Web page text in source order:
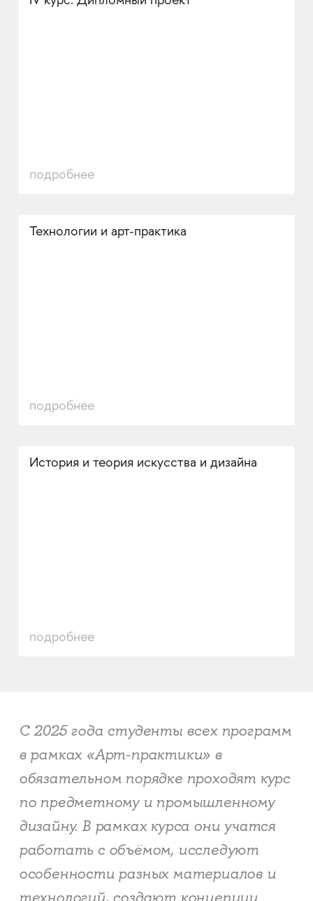
подробнее
Технологии и арт-практика
подробнее
История и теория искусства и дизайна
подробнее
С 2025 года студенты всех программ
в рамках «Арт-практики» в
обязательном порядке проходят курс
по предметному и промышленному
дизайну. В рамках курса они учатся
работать с объёмом, исследуют
особенности разных материалов и